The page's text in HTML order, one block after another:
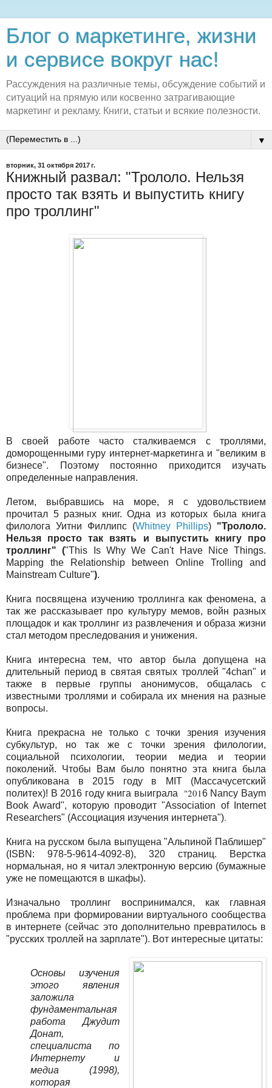
Блог о маркетинге, жизни
и сервисе вокруг нас!
Рассуждения на различные темы, обсуждение событий и
ситуаций на прямую или косвенно затрагивающие
маркетинг и рекламу. Книги, статьи и всякие полезности.
▼
вторник, 31 октября 2017 г.
Книжный развал: "Трололо. Нельзя
просто так взять и выпустить книгу
про троллинг"
В своей работе часто сталкиваемся с троллями,
доморощенными гуру интернет-маркетинга и "великим в
бизнесе". Поэтому постоянно приходится изучать
определенные направления.
Летом, выбравшись на море, я с удовольствием
прочитал 5 разных книг. Одна из которых была книга
филолога Уитни Филлипс (Whitney Phillips) "Трололо.
Нельзя просто так взять и выпустить книгу про
троллинг" ("This Is Why We Can't Have Nice Things.
Mapping the Relationship between Online Trolling and
Mainstream Culture").
Книга посвящена изучению троллинга как феномена, а
так же рассказывает про культуру мемов, войн разных
площадок и как троллинг из развлечения и образа жизни
стал методом преследования и унижения.
Книга интересна тем, что автор была допущена на
длительный период в святая святых троллей "4chan" и
также в первые группы анонимусов, общалась с
известными троллями и собирала их мнения на разные
вопросы.
Книга прекрасна не только с точки зрения изучения
субкультур, но так же с точки зрения филологии,
социальной психологии, теории медиа и теории
поколений. Чтобы Вам было понятно эта книга была
опубликована в 2015 году в MIT (Массачусетский
политех)! В 2016 году книга выиграла
"2016 Nancy Baym
Book Award", которую проводит "Association of Internet
Researchers" (Ассоциация изучения интернета").
Книга на русском была выпущена "Альпиной Паблишер"
(ISBN: 978-5-9614-4092-8), 320 страниц. Верстка
нормальная, но я читал электронную версию (бумажные
уже не помещаются в шкафы).
Изначально троллинг воспринимался, как главная
проблема при формировании виртуального сообщества
в интернете (сейчас это дополнительно превратилось в
"русских троллей на зарплате"). Вот интересные цитаты:
Основы изучения
этого явления
заложила
фундаментальная
работа Джудит
Донат,
специалиста по
Интернету и
медиа (1998),
которая